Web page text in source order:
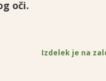
oči.
Izdelek je na